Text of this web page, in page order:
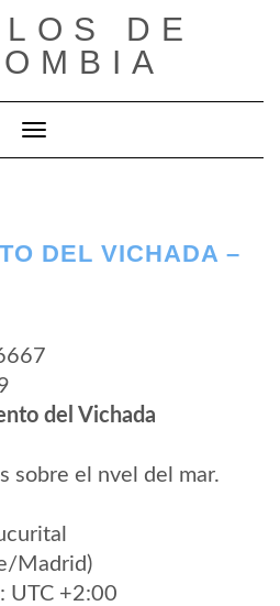
DE
Cambiar modo de navegación
DEL VICHADA –
del Vichada
sobre el nvel del mar.
Madrid)
UTC +2:00